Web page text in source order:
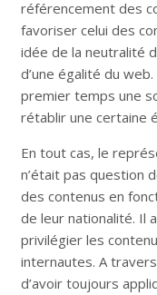
référencement des
favoriser celui des
idée de la neutralité
d’une égalité du
premier temps une
rétablir une certaine
En tout cas, le
n’était pas question
des contenus en
de leur nationalité. Il
privilégier les
internautes. A
d’avoir toujours